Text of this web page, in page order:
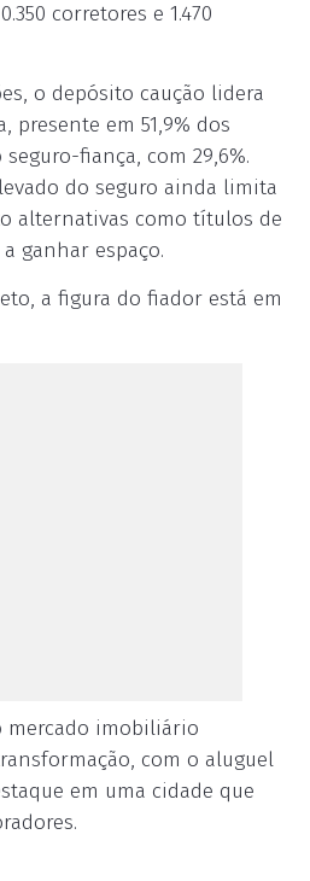
corretores e 1.470
o depósito caução lidera
presente em 51,9% dos
fiança, com 29,6%.
do seguro ainda limita
alternativas como títulos de
ganhar espaço.
a figura do fiador está em
mercado imobiliário
com o aluguel
em uma cidade que